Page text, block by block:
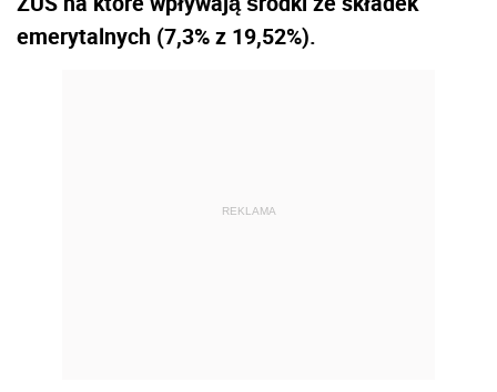
emerytalnych (7,3% z 19,52%).
REKLAMA